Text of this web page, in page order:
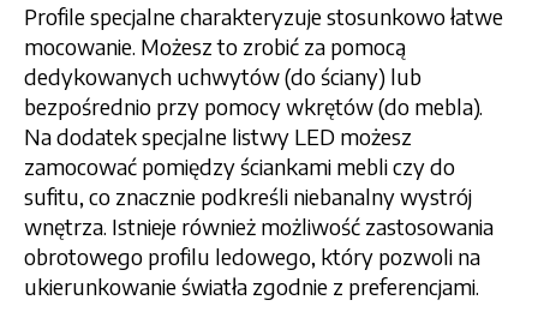
Profile specjalne charakteryzuje stosunkowo łatwe
mocowanie. Możesz to zrobić za pomocą
dedykowanych uchwytów (do ściany) lub
bezpośrednio przy pomocy wkrętów (do mebla).
Na dodatek specjalne listwy LED możesz
zamocować pomiędzy ściankami mebli czy do
sufitu, co znacznie podkreśli niebanalny wystrój
wnętrza. Istnieje również możliwość zastosowania
obrotowego profilu ledowego, który pozwoli na
ukierunkowanie światła zgodnie z preferencjami.